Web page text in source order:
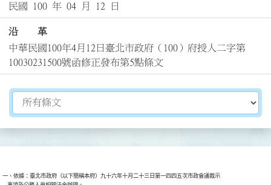
民國 100 年 04 月 12 日
沿 革
中華民國100年4月12日臺北市政府（100）府授人二字第
10030231500號函修正發布第5點條文
切換選擇法規資訊內容
一、依據：臺北市政府（以下簡稱本府）九十六年十月二十三日第一四四五次市政會議裁示